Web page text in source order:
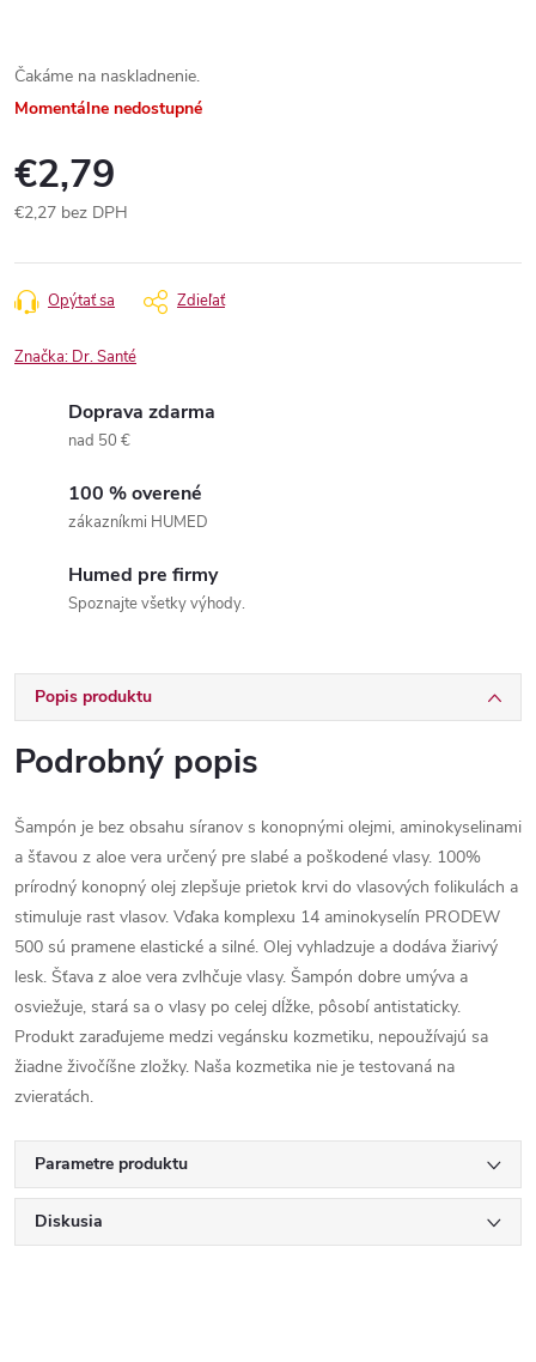
Čakáme na naskladnenie.
Momentálne nedostupné
€2,79
€2,27 bez DPH
cena:
Opýtať sa Zdieľať
Značka: Dr. Santé
Doprava zdarma
nad 50 €
100 % overené
zákazníkmi HUMED
Humed pre firmy
Spoznajte všetky výhody.
Popis produktu
Podrobný popis
Šampón je bez obsahu síranov s konopnými olejmi, aminokyselinami
a šťavou z aloe vera určený pre slabé a poškodené vlasy. 100%
prírodný konopný olej zlepšuje prietok krvi do vlasových folikulách a
stimuluje rast vlasov. Vďaka komplexu 14 aminokyselín PRODEW
500 sú pramene elastické a silné. Olej vyhladzuje a dodáva žiarivý
lesk. Šťava z aloe vera zvlhčuje vlasy. Šampón dobre umýva a
osviežuje, stará sa o vlasy po celej dĺžke, pôsobí antistaticky.
Produkt zaraďujeme medzi vegánsku kozmetiku, nepoužívajú sa
žiadne živočíšne zložky. Naša kozmetika nie je testovaná na
zvieratách.
Parametre produktu
Diskusia